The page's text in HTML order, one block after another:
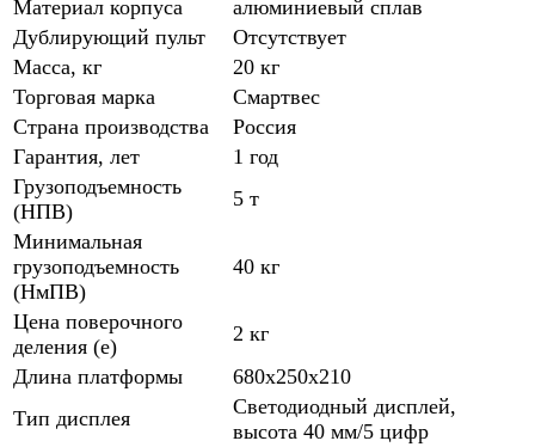
Материал корпуса
алюминиевый сплав
Дублирующий пульт
Отсутствует
Масса, кг
20 кг
Торговая марка
Смартвес
Страна производства
Россия
Гарантия, лет
1 год
Грузоподъемность
(НПВ)
5 т
Минимальная
грузоподъемность
(НмПВ)
40 кг
Цена поверочного
деления (е)
2 кг
Длина платформы
680x250x210
Тип дисплея
Светодиодный дисплей,
высота 40 мм/5 цифр